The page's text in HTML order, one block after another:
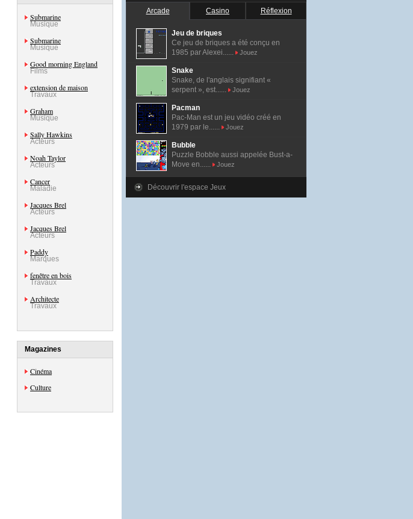
Submarine
Musique
Submarine
Musique
Good morning England
Films
extension de maison
Travaux
Graham
Musique
Sally Hawkins
Acteurs
Noah Taylor
Acteurs
Cancer
Maladie
Jacques Brel
Acteurs
Jacques Brel
Acteurs
Paddy
Marques
fenêtre en bois
Travaux
Architecte
Travaux
Magazines
Cinéma
Culture
Arcade Casino Réflexion
Jeu de briques
Ce jeu de briques a été conçu en
1985 par Alexei......
Jouez
Snake
Snake, de l'anglais signifiant «
serpent », est......
Jouez
Pacman
Pac-Man est un jeu vidéo créé en
1979 par le......
Jouez
Bubble
Puzzle Bobble aussi appelée Bust-a-
Move en......
Jouez
Découvrir l'espace Jeux